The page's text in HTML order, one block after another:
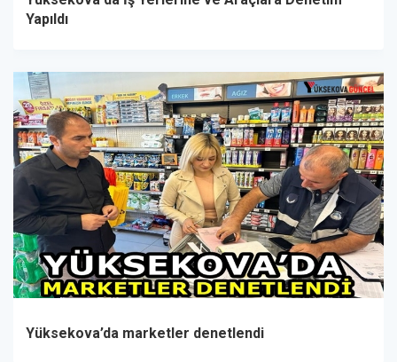
Yapıldı
Yüksekova’da marketler denetlendi